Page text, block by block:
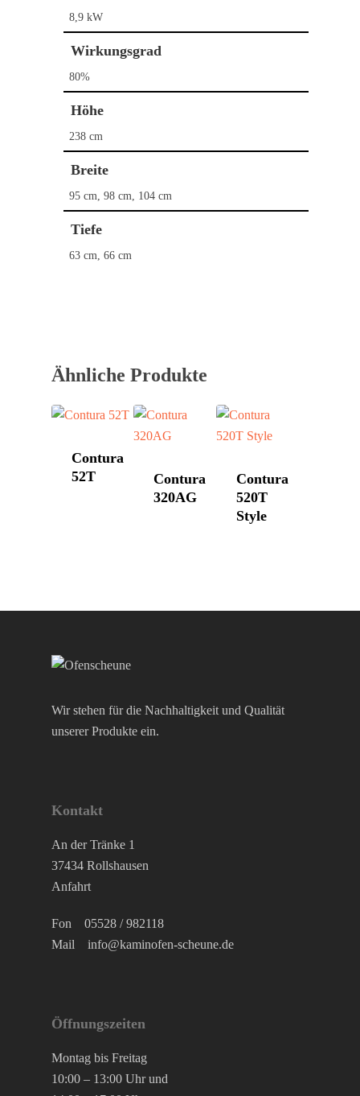
8,9 kW
Wirkungsgrad
80%
Höhe
238 cm
Breite
95 cm, 98 cm, 104 cm
Tiefe
63 cm, 66 cm
Ähnliche Produkte
Contura
52T
Contura
320AG
Contura
520T
Style
Wir stehen für die Nachhaltigkeit und Qualität
unserer Produkte ein.
Kontakt
An der Tränke 1
37434 Rollshausen
Anfahrt
Fon 05528 / 982118
Mail info@kaminofen-scheune.de
Öffnungszeiten
Montag bis Freitag
10:00 – 13:00 Uhr und
Kaminöfen
Contura
Hase
DROOFF
Schornstein­systeme